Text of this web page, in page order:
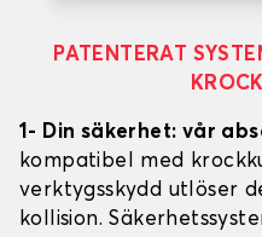
PATENTERAT
1- Din säkerhet: vår
kompatibel med
verktygsskydd utlöser
kollision.